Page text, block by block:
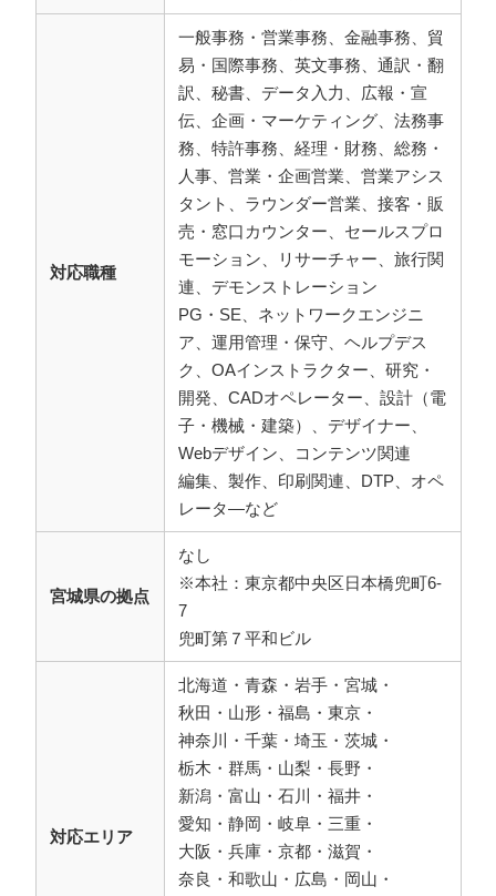
対応職種
一般事務・営業事務、金融事務、貿
易・国際事務、英文事務、通訳・翻
訳、秘書、データ入力、広報・宣
伝、企画・マーケティング、法務事
務、特許事務、経理・財務、総務・
人事、営業・企画営業、営業アシス
タント、ラウンダー営業、接客・販
売・窓口カウンター、セールスプロ
モーション、リサーチャー、旅行関
連、デモンストレーション
PG・SE、ネットワークエンジニ
ア、運用管理・保守、ヘルプデス
ク、OAインストラクター、研究・
開発、CADオペレーター、設計（電
子・機械・建築）、デザイナー、
Webデザイン、コンテンツ関連
編集、製作、印刷関連、DTP、オペ
レータ―など
宮城県の拠点
なし
※本社：東京都中央区日本橋兜町6-
7
兜町第７平和ビル
対応エリア
北海道・青森・岩手・宮城・
秋田・山形・福島・東京・
神奈川・千葉・埼玉・茨城・
栃木・群馬・山梨・長野・
新潟・富山・石川・福井・
愛知・静岡・岐阜・三重・
大阪・兵庫・京都・滋賀・
奈良・和歌山・広島・岡山・